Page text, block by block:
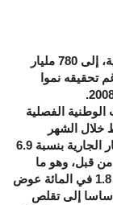
وصل إجمالي الدخل الوطني، خلال السنة الماضية، إلى 780 مليار
بأربع نقط، رغم تحقيقه نموا
الفصلية
خلال الشهر
الجاري، «بارتفاع الناتج الداخلي الإجمالي بالأسعار الجارية بنسبة 6.9
المائة سنة من قبل، وهو ما
يمثل ارتفاعا في المستوى العام للأسعار بحوالي 1.8 في المائة عوض
أساسا إلى تقلص